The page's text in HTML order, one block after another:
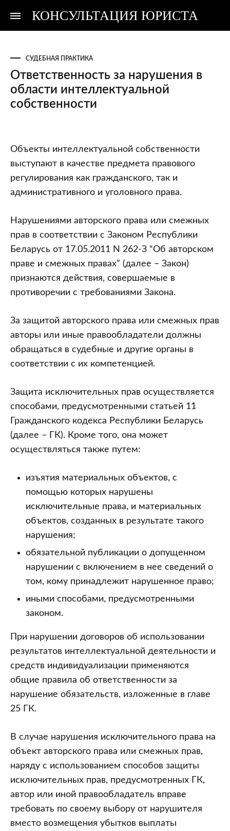
КОНСУЛЬТАЦИЯ ЮРИСТА
Консультация
Консультация
СУДЕБНАЯ ПРАКТИКА
Ответственность за нарушения в
области интеллектуальной
собственности
Ответственность
за
нарушения
в
интеллектуальной
собственности
Объекты интеллектуальной собственности
выступают в качестве предмета правового
регулирования как гражданского, так и
административного и уголовного права.
Нарушениями авторского права или смежных
прав в соответствии с Законом Республики
Беларусь от 17.05.2011 N 262-З “Об авторском
праве и смежных правах” (далее – Закон)
признаются действия, совершаемые в
противоречии с требованиями Закона.
За защитой авторского права или смежных прав
авторы или иные правообладатели должны
обращаться в судебные и другие органы в
соответствии с их компетенцией.
Защита исключительных прав осуществляется
способами, предусмотренными статьей 11
Гражданского кодекса Республики Беларусь
(далее – ГК). Кроме того, она может
осуществляться также путем:
изъятия материальных объектов, с
помощью которых нарушены
исключительные права, и материальных
объектов, созданных в результате такого
нарушения;
обязательной публикации о допущенном
нарушении с включением в нее сведений о
том, кому принадлежит нарушенное право;
иными способами, предусмотренными
законом.
При нарушении договоров об использовании
результатов интеллектуальной деятельности и
средств индивидуализации применяются
общие правила об ответственности за
нарушение обязательств, изложенные в главе
25 ГК.
В случае нарушения исключительного права на
объект авторского права или смежных прав,
наряду с использованием способов защиты
исключительных прав, предусмотренных ГК,
автор или иной правообладатель вправе
требовать по своему выбору от нарушителя
вместо возмещения убытков выплаты